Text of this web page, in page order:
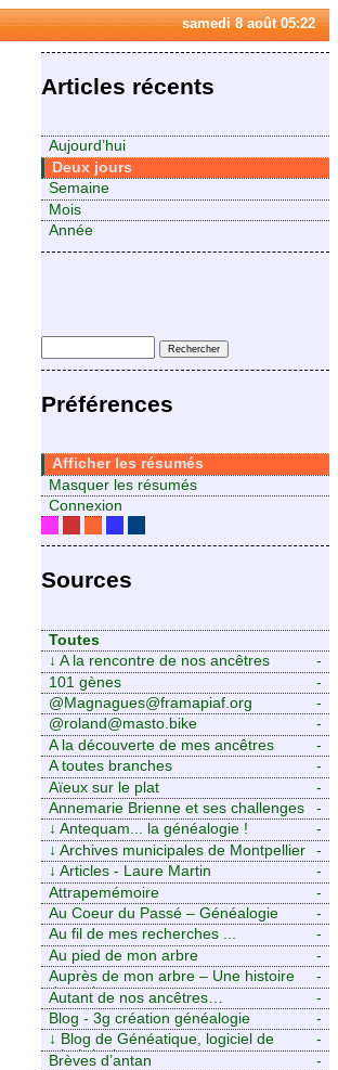
samedi 8 août 05:22
Articles récents
Aujourd’hui
Deux jours
Semaine
Mois
Année
Préférences
Afficher les résumés
Masquer les résumés
Connexion
Sources
Toutes
-
↓ A la rencontre de nos ancêtres
-
101 gènes
-
@Magnagues@framapiaf.org
-
@roland@masto.bike
-
A la découverte de mes ancêtres
-
A toutes branches
-
Aïeux sur le plat
-
Annemarie Brienne et ses challenges
de A à Z
-
↓ Antequam... la généalogie !
-
↓ Archives municipales de Montpellier
-
↓ Articles - Laure Martin
-
Attrapemémoire
-
Au Coeur du Passé – Généalogie
Familiale
-
Au fil de mes recherches ...
-
Au pied de mon arbre
-
Auprès de mon arbre – Une histoire
de racines
-
Autant de nos ancêtres…
-
Blog - 3g création généalogie
-
↓ Blog de Généatique, logiciel de
généalogie
-
Brèves d’antan